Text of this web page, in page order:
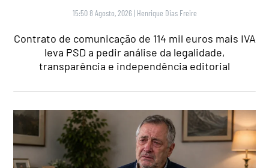
15:50 8 Agosto, 2026 | Henrique Dias Freire
Contrato de comunicação de 114 mil euros mais IVA
leva PSD a pedir análise da legalidade,
transparência e independência editorial